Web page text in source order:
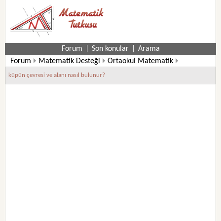
Forum Son konular
Arama
Forum
Matematik Desteği
Ortaokul Matematik
6. Sınıf Matematik Soruları
küpün çevresi ve alanı nasıl bulunur?